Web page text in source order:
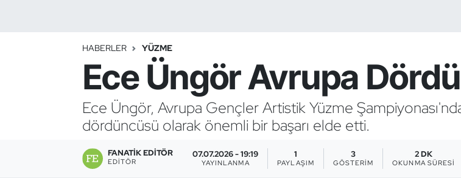
HABERLER YÜZME
Ece Üngör Avrupa
Ece Üngör, Avrupa Gençler Artistik Yüzme
dördüncüsü olarak önemli bir başarı elde etti.
FANATIK EDITÖR
EDITÖR
07.07.2026 - 19:19
YAYINLANMA
1
PAYLAŞIM
3
GÖSTERIM
2 DK
OKUNMA SÜRESI
Bocce Bowling Dart